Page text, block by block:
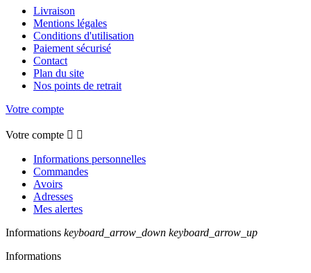
Livraison
Mentions légales
Conditions d'utilisation
Paiement sécurisé
Contact
Plan du site
Nos points de retrait
Votre compte
Votre compte  
Informations personnelles
Commandes
Avoirs
Adresses
Mes alertes
Informations keyboard_arrow_down keyboard_arrow_up
Informations